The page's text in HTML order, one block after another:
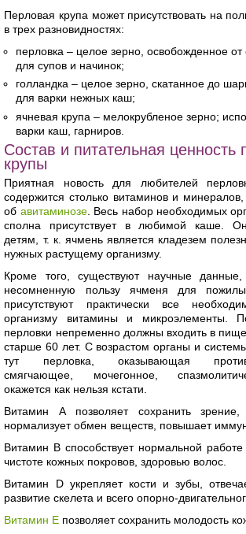
Перловая крупа может присутствовать на
в трех разновидностях:
перловка – целое зерно, освобожденное от
для супов и начинок;
голландка – целое зерно, скатанное до
для варки нежных каш;
ячневая крупа – мелокрубленое зерно;
варки каш, гарниров.
Состав и питательная ценность
крупы
Приятная новость для любителей
содержится столько витаминов и
об авитаминозе. Весь набор необходимых
сполна присутствует в любимой каше.
детям, т. к. ячмень является кладезем
нужных растущему организму.
Кроме того, существуют научные
несомненную пользу ячменя для
присутствуют практически все
организму витамины и микроэлементы.
перловки непременно должны входить в
старше 60 лет. С возрастом органы и
тут перловка, оказывающая
смягчающее, мочегонное,
окажется как нельзя кстати.
Витамин А позволяет сохранить зрение,
нормализует обмен веществ, повышает
Витамин В способствует нормальной
чистоте кожных покровов, здоровью волос.
Витамин D укрепляет кости и зубы,
развитие скелета и всего опорно-
Витамин Е позволяет сохранить молодость